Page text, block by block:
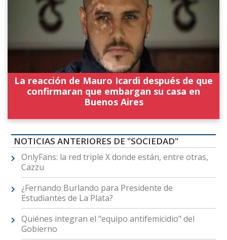
La reacción de Mauro Icardi después de que
confirmaran que embargan su casa en
Buenos Aires
NOTICIAS ANTERIORES DE "SOCIEDAD"
OnlyFans: la red triple X donde están, entre otras,
Cazzu
¿Fernando Burlando para Presidente de
Estudiantes de La Plata?
Quiénes integran el "equipo antifemicidio" del
Gobierno